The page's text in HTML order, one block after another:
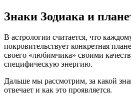
Знаки Зодиака и
В астрологии считается, что
покровительствует конкретная
своего «любимчика» своими
специфическую энергию.
Дальше мы рассмотрим, за какой
отвечает и как это проявляется.